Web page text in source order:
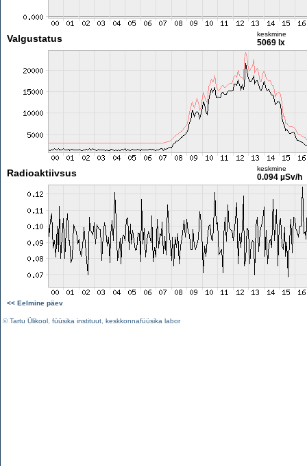
Valgustatus keskmine
5069 lx
Radioaktiivsus keskmine
0.094 µSv/h
<< Eelmine päev
©Tartu Ülikool füüsika instituut keskkonnafüüsika labor